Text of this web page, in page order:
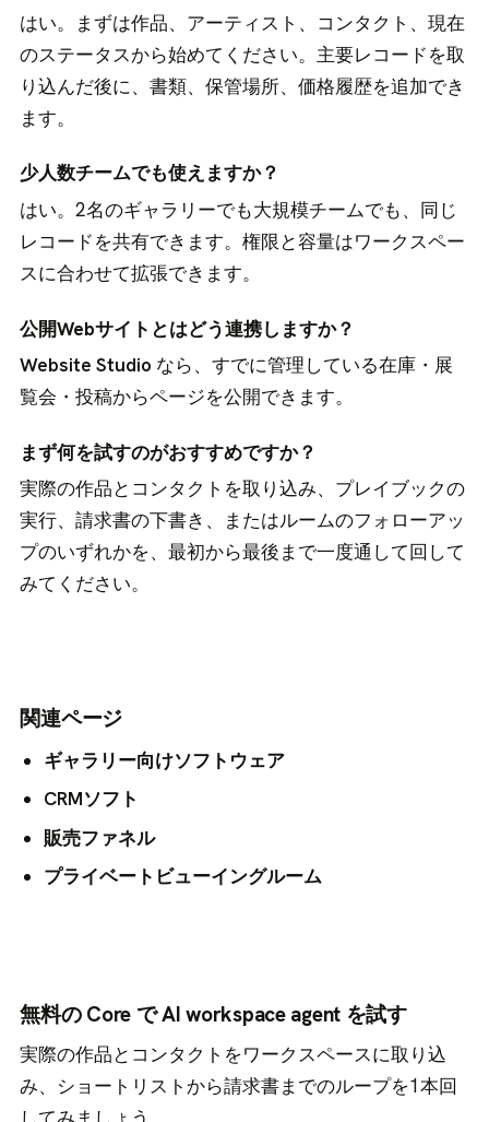
はい。まずは作品、アーティスト、コンタクト、現在
のステータスから始めてください。主要レコードを取
り込んだ後に、書類、保管場所、価格履歴を追加でき
ます。
少人数チームでも使えますか？
はい。2名のギャラリーでも大規模チームでも、同じ
レコードを共有できます。権限と容量はワークスペー
スに合わせて拡張できます。
公開Webサイトとはどう連携しますか？
Website Studio なら、すでに管理している在庫・展
覧会・投稿からページを公開できます。
まず何を試すのがおすすめですか？
実際の作品とコンタクトを取り込み、プレイブックの
実行、請求書の下書き、またはルームのフォローアッ
プのいずれかを、最初から最後まで一度通して回して
みてください。
関連ページ
ギャラリー向けソフトウェア
CRMソフト
販売ファネル
プライベートビューイングルーム
無料の Core で AI workspace agent を試す
実際の作品とコンタクトをワークスペースに取り込
み、ショートリストから請求書までのループを1本回